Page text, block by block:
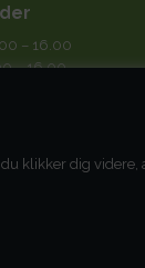
klikker dig
– 16.00
– 16.00